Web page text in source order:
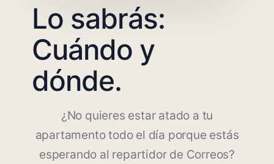
Lo sabrás:
Cuándo y
dónde.
¿No quieres estar atado a tu
apartamento todo el día porque estás
esperando al repartidor de Correos?